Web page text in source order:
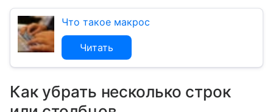
Что такое макрос
Читать
Как убрать несколько строк